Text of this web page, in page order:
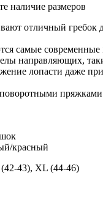
наличие размеров
отличный
самые
направляющих,
лопасти даже
пряжками
красный
43), XL (44-46)